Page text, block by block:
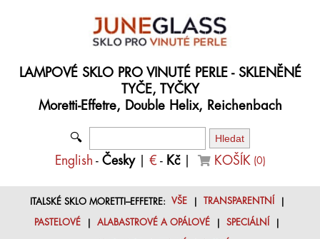
LAMPOVÉ SKLO PRO VINUTÉ PERLE - SKLENĚNÉ
TYČE, TYČKY
Moretti-Effetre, Double Helix, Reichenbach
🔍
English - Česky| € - Kč| KOŠÍK (0)
ITALSKÉ SKLO MORETTI–EFFETRE: VŠE| TRANSPARENTNÍ
PASTELOVÉ ALABASTROVÉ A OPÁLOVÉ SPECIÁLNÍ